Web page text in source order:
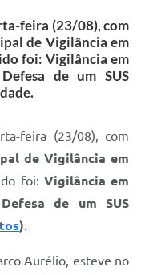
feira (23/08), com
de Vigilância em
foi: Vigilância em
de um SUS
feira (23/08), com
de Vigilância em
foi: Vigilância em
de um SUS
).
Aurélio, esteve no